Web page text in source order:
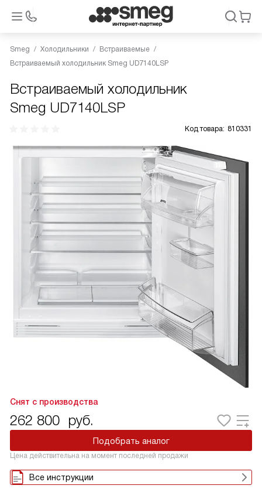
Smeg Холодильники
Встраиваемые
Встраиваемый холодильник Smeg UD7140LSP
Встраиваемый холодильник
Smeg UD7140LSP
Код товара: 810331
Снят с производства
262 800 руб.
Подобрать аналог
Цена действительна на момент последней продажи
Все инструкции